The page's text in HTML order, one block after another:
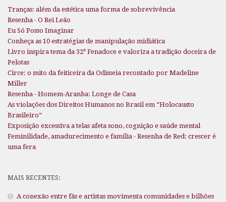
Tranças: além da estética uma forma de sobrevivência
Resenha - O Rei Leão
Eu Só Posso Imaginar
Conheça as 10 estratégias de manipulação midiática
Livro inspira tema da 32ª Fenadoce e valoriza a tradição doceira de
Pelotas
Circe: o mito da feiticeira da Odisseia recontado por Madeline
Miller
Resenha - Homem-Aranha: Longe de Casa
As violações dos Direitos Humanos no Brasil em “Holocausto
Brasileiro”
Exposição excessiva a telas afeta sono, cognição e saúde mental
Feminilidade, amadurecimento e família - Resenha de Red: crescer é
uma fera
MAIS RECENTES:
A conexão entre fãs e artistas movimenta comunidades e bilhões